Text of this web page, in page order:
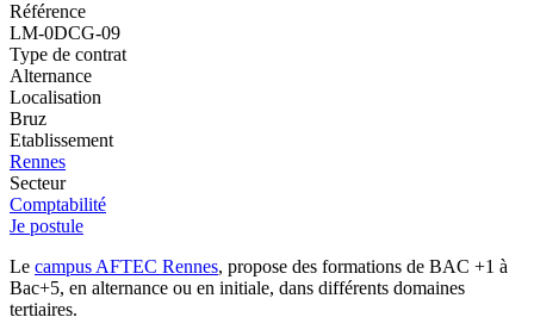
Référence
LM-0DCG-09
Type de contrat
Alternance
Localisation
Bruz
Etablissement
Rennes
Secteur
Comptabilité
Je postule
Le campus AFTEC Rennes, propose des formations de BAC +1 à
Bac+5, en alternance ou en initiale, dans différents domaines
tertiaires.